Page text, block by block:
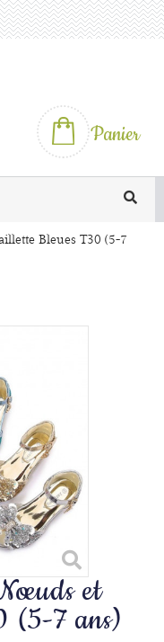
Panier
Bleues T30 (5-7
et
(5-7 ans)